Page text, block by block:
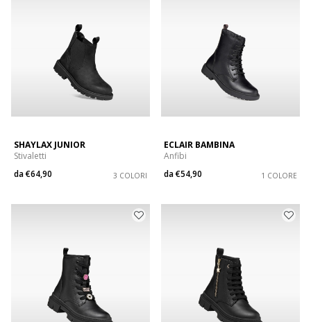
SHAYLAX JUNIOR
Stivaletti
da€64,90 3 COLORI
ECLAIR BAMBINA
Anfibi
da€54,90 1 COLORE